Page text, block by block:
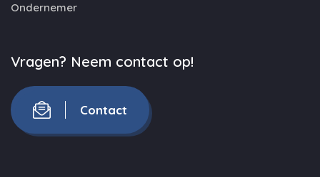
Ondernemer
Vragen? Neem contact op!
Contact